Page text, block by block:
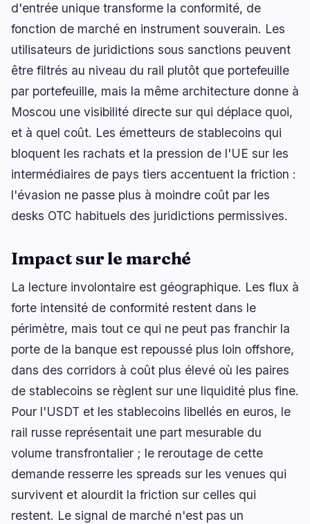
🔥 Tendances actuelles dernières 3h
Bitcoin et Ether : leurs ETF attirent 1,1 Md$, un
sommet depuis avril
BULLISH il y a 2 heures
Le projet de loi CLARITY fait face à un vote au
BULLISH il y a 1 heure
vote au Sénat du 15 septembre
↑ ↓ naviguer ↵ ouvrir esc fermer
d'entrée unique transforme la conformité, de
fonction de marché en instrument souverain. Les
utilisateurs de juridictions sous sanctions peuvent
être filtrés au niveau du rail plutôt que portefeuille
par portefeuille, mais la même architecture donne à
Moscou une visibilité directe sur qui déplace quoi,
et à quel coût. Les émetteurs de stablecoins qui
bloquent les rachats et la pression de l'UE sur les
intermédiaires de pays tiers accentuent la friction :
l'évasion ne passe plus à moindre coût par les
desks OTC habituels des juridictions permissives.
Impact sur le marché
La lecture involontaire est géographique. Les flux à
forte intensité de conformité restent dans le
périmètre, mais tout ce qui ne peut pas franchir la
porte de la banque est repoussé plus loin offshore,
dans des corridors à coût plus élevé où les paires
de stablecoins se règlent sur une liquidité plus fine.
Pour l'USDT et les stablecoins libellés en euros, le
rail russe représentait une part mesurable du
volume transfrontalier ; le reroutage de cette
demande resserre les spreads sur les venues qui
survivent et alourdit la friction sur celles qui
restent. Le signal de marché n'est pas un